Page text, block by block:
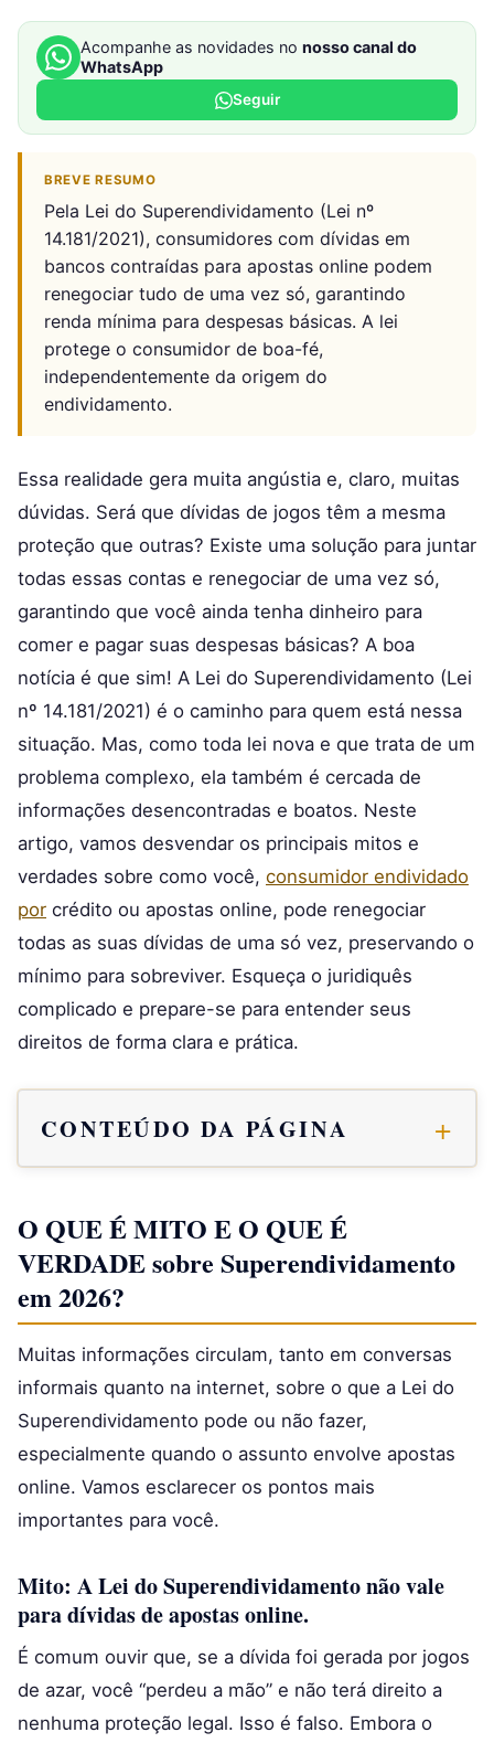
Acompanhe as novidades no nosso canal do
WhatsApp
Seguir
BREVE RESUMO
Pela Lei do Superendividamento (Lei nº
14.181/2021), consumidores com dívidas em
bancos contraídas para apostas online podem
renegociar tudo de uma vez só, garantindo
renda mínima para despesas básicas. A lei
protege o consumidor de boa-fé,
independentemente da origem do
endividamento.
Essa realidade gera muita angústia e, claro, muitas
dúvidas. Será que dívidas de jogos têm a mesma
proteção que outras? Existe uma solução para juntar
todas essas contas e renegociar de uma vez só,
garantindo que você ainda tenha dinheiro para
comer e pagar suas despesas básicas? A boa
notícia é que sim! A Lei do Superendividamento (Lei
nº 14.181/2021) é o caminho para quem está nessa
situação. Mas, como toda lei nova e que trata de um
problema complexo, ela também é cercada de
informações desencontradas e boatos. Neste
artigo, vamos desvendar os principais mitos e
verdades sobre como você, consumidor endividado
por crédito ou apostas online, pode renegociar
todas as suas dívidas de uma só vez, preservando o
mínimo para sobreviver. Esqueça o juridiquês
complicado e prepare-se para entender seus
direitos de forma clara e prática.
CONTEÚDO DA PÁGINA
O QUE É MITO E O QUE É
VERDADE sobre Superendividamento
em 2026?
Muitas informações circulam, tanto em conversas
informais quanto na internet, sobre o que a Lei do
Superendividamento pode ou não fazer,
especialmente quando o assunto envolve apostas
online. Vamos esclarecer os pontos mais
importantes para você.
Mito: A Lei do Superendividamento não vale
para dívidas de apostas online.
É comum ouvir que, se a dívida foi gerada por jogos
de azar, você “perdeu a mão” e não terá direito a
nenhuma proteção legal. Isso é falso. Embora o